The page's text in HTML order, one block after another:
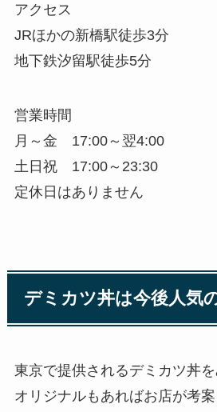
アクセス
JRほかの新橋駅徒歩3分
地下鉄汐留駅徒歩5分
営業時間
月～金 17:00～翌4:00
土日祝 17:00～23:30
定休日はありません
デミカツ丼は今後人気
東京で提供されるデミカツ丼
オリジナルもあればお店が考